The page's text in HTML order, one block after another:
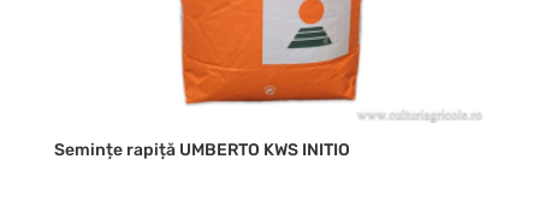
Semințe rapiță UMBERTO KWS INITIO